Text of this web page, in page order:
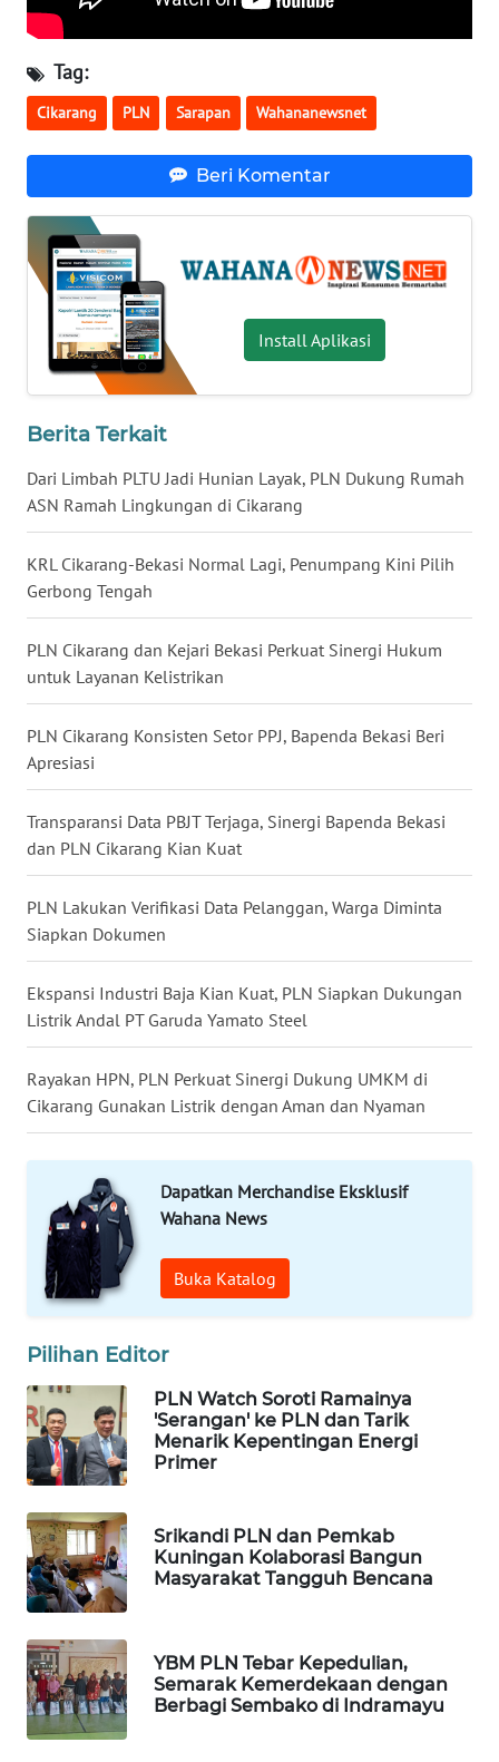
Tag:
Cikarang PLN Sarapan Wahananewsnet
Beri Komentar
Install Aplikasi
Berita Terkait
Dari Limbah PLTU Jadi Hunian Layak, PLN Dukung Rumah
ASN Ramah Lingkungan di Cikarang
KRL Cikarang-Bekasi Normal Lagi, Penumpang Kini Pilih
Gerbong Tengah
PLN Cikarang dan Kejari Bekasi Perkuat Sinergi Hukum
untuk Layanan Kelistrikan
PLN Cikarang Konsisten Setor PPJ, Bapenda Bekasi Beri
Apresiasi
Transparansi Data PBJT Terjaga, Sinergi Bapenda Bekasi
dan PLN Cikarang Kian Kuat
PLN Lakukan Verifikasi Data Pelanggan, Warga Diminta
Siapkan Dokumen
Ekspansi Industri Baja Kian Kuat, PLN Siapkan Dukungan
Listrik Andal PT Garuda Yamato Steel
Rayakan HPN, PLN Perkuat Sinergi Dukung UMKM di
Cikarang Gunakan Listrik dengan Aman dan Nyaman
Dapatkan Merchandise Eksklusif
Wahana News
Buka Katalog
Pilihan Editor
PLN Watch Soroti Ramainya
'Serangan' ke PLN dan Tarik
Menarik Kepentingan Energi
Primer
Srikandi PLN dan Pemkab
Kuningan Kolaborasi Bangun
Masyarakat Tangguh Bencana
YBM PLN Tebar Kepedulian,
Semarak Kemerdekaan dengan
Berbagi Sembako di Indramayu
SULUT
WN
MALUKU
WN
DAIRI
WN
DANAU
TOBA
NIAS
WN
WN
TAPANULI
WN
LESUNG
WN
KARO
WN
SIMALUNGUN
WN
LABUHANBATU
WN
TENGAH
WN
TEBING
TINGGI
PAKPAK
WN
KARAWANG
BEKASI
WN
BOGOR
WN
DEPOK